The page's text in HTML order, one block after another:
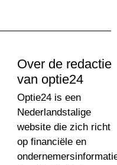
Over de redactie
van optie24
Optie24 is een
Nederlandstalige
website die zich richt
op financiële en